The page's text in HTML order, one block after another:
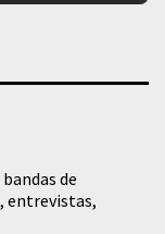
de
entrevistas,